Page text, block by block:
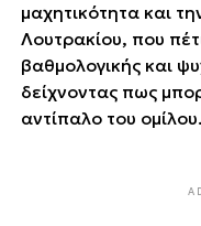
μαχητικότητα και
Λουτρακίου, που
βαθμολογικής και
δείχνοντας πως
αντίπαλο του ομίλου.